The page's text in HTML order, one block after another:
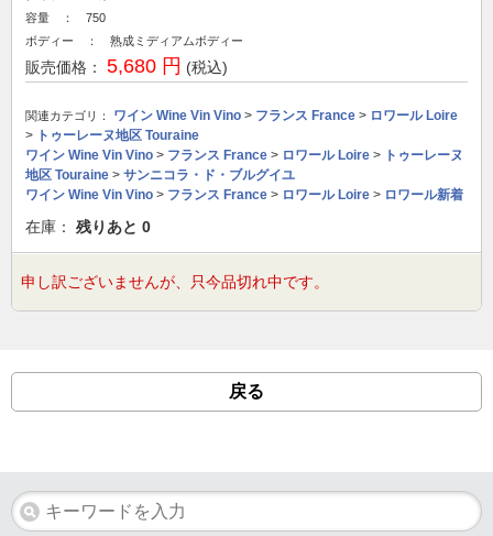
容量 ： 750
ボディー ： 熟成ミディアムボディー
販売価格： 5,680 円 (税込)
関連カテゴリ： ワイン Wine Vin Vino > フランス France > ロワール Loire
>
トゥーレーヌ地区 Touraine
ワイン Wine Vin Vino > フランス France > ロワール Loire >
トゥーレーヌ
地区 Touraine > サンニコラ・ド・ブルグイユ
ワイン Wine Vin Vino > フランス France > ロワール Loire > ロワール新着
在庫： 残りあと 0
申し訳ございませんが、只今品切れ中です。
戻る